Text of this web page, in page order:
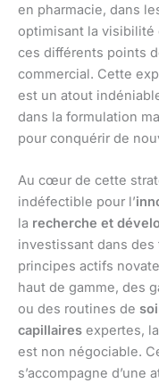
en pharmacie, dans
optimisant la visibilité
ces différents points
commercial. Cette
est un atout
dans la formulation
pour conquérir de
Au cœur de cette
indéfectible pour l’
la recherche et
investissant dans
principes actifs
haut de gamme, des
ou des routines de
capillaires expertes,
est non négociable.
s’accompagne